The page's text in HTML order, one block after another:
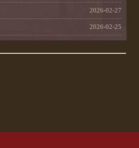
2026-02-27
2026-02-25